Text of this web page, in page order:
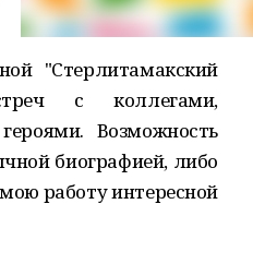
"Стерлитамакский
с коллегами,
Возможность
биографией, либо
работу интересной